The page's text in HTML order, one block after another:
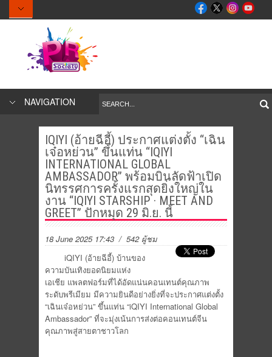
NAVIGATION
IQIYI (อ้ายฉีอี้) ประกาศแต่งตั้ง “เฉิน
เจ๋อหย่วน” ขึ้นแท่น “IQIYI
INTERNATIONAL GLOBAL
AMBASSADOR” พร้อมบินลัดฟ้าเปิด
นิทรรศการครั้งแรกสุดยิ่งใหญ่ใน
งาน “IQIYI STARSHIP · MEET AND
GREET” ปักหมุด 29 มิ.ย. นี้
18 June 2025 17:43 / 542 ผู้ชม
iQIYI (อ้ายฉีอี้) บ้านของ
ความบันเทิงยอดนิยมแห่ง
เอเชีย แพลตฟอร์มที่ได้อัดแน่นคอนเทนต์คุณภาพ
ระดับพรีเมียม มีความยินดีอย่างยิ่งที่จะประกาศแต่งตั้ง
“เฉินเจ๋อหย่วน” ขึ้นแท่น “iQIYI International Global
Ambassador” ที่จะมุ่งเน้นการส่งต่อคอนเทนต์จีน
คุณภาพสู่สายตาชาวโลก